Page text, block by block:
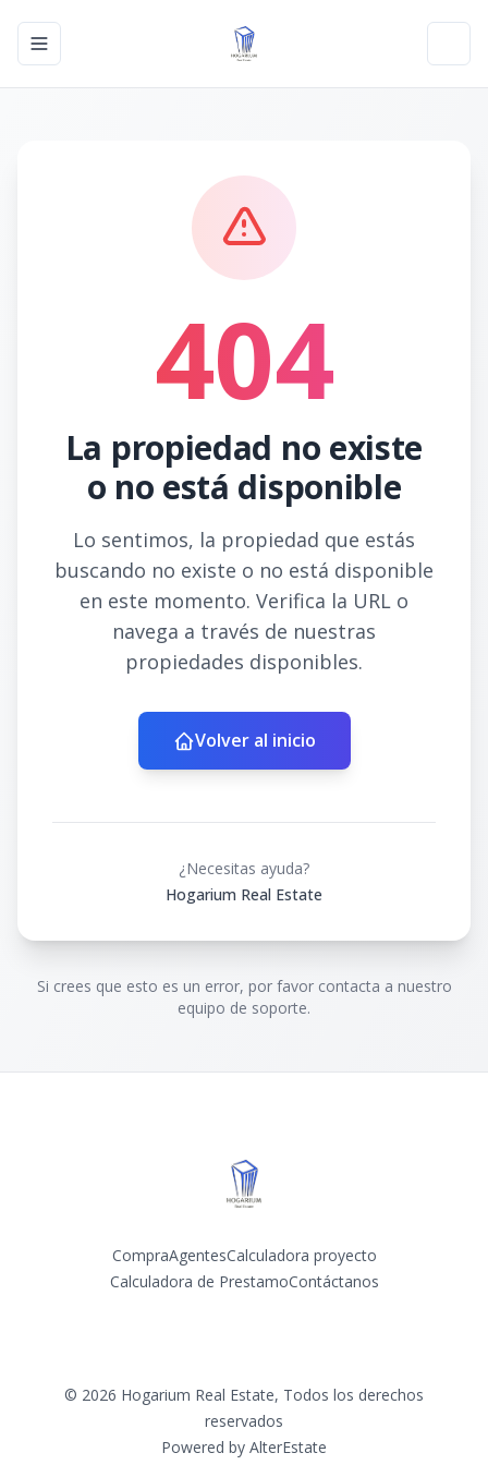
Toggle navigation menu
404
La propiedad no existe
o no está disponible
Lo sentimos, la propiedad que estás
buscando no existe o no está disponible
en este momento. Verifica la URL o
navega a través de nuestras
propiedades disponibles.
Volver al inicio
¿Necesitas ayuda?
Hogarium Real Estate
Si crees que esto es un error, por favor contacta a nuestro
equipo de soporte.
CompraAgentesCalculadora proyecto
Calculadora de PrestamoContáctanos
© 2026 Hogarium Real Estate, Todos los derechos
reservados
Powered by AlterEstate